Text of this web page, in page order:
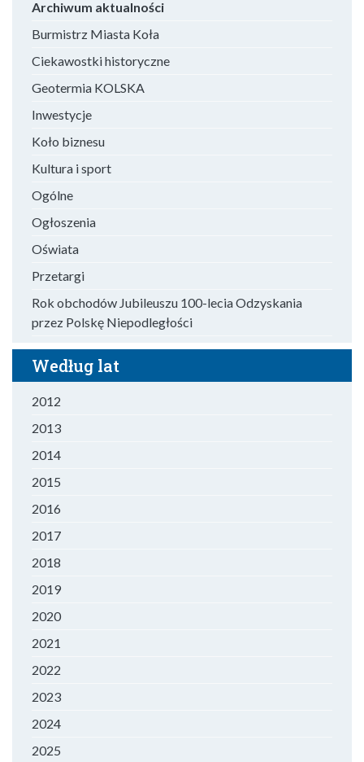
Archiwum aktualności
Burmistrz Miasta Koła
Ciekawostki historyczne
Geotermia KOLSKA
Inwestycje
Koło biznesu
Kultura i sport
Ogólne
Ogłoszenia
Oświata
Przetargi
Rok obchodów Jubileuszu 100-lecia Odzyskania
przez Polskę Niepodległości
Według lat
2012
2013
2014
2015
2016
2017
2018
2019
2020
2021
2022
2023
2024
2025